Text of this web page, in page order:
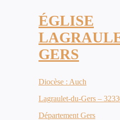
ÉGLISE
GERS
Diocèse : Auch
Lagraulet-du-Gers –
Département Gers